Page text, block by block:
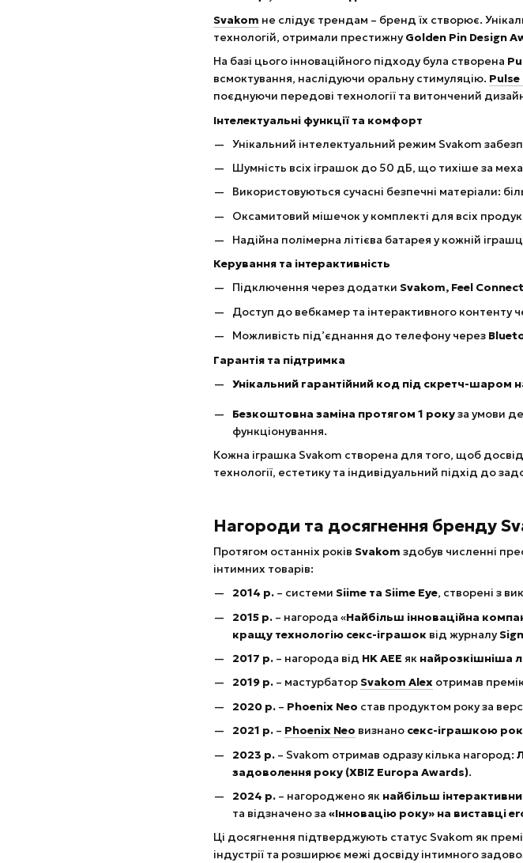
Svakom не слідує трендам – бренд їх створює.
технологій, отримали престижнуGolden Pin Design
На базі цього інноваційного підходу була створена
всмоктування, наслідуючи оральну стимуляцію.
поєднуючи передові технології та витончений
Інтелектуальні функції та комфорт
Унікальний інтелектуальний режим Svakom
Шумність всіх іграшок до 50 дБ, що тихіше за
Використовуються сучасні безпечні матеріали:
Оксамитовий мішечок у комплекті для всіх
Надійна полімерна літієва батарея у кожній
Керування та інтерактивність
Підключення через додатки Svakom, Feel
Доступ до вебкамер та інтерактивного контенту
Можливість під’єднання до телефону через
Гарантія та підтримка
Унікальний гарантійний код під скретч-шаром
Безкоштовна заміна протягом 1 рокуза умови
функціонування.
Кожна іграшка Svakom створена для того, щоб
технології, естетику та індивідуальний підхід до
Нагороди та досягнення бренду
Протягом останніх років Svakom здобув численні
інтимних товарів:
2014 р. – системи Siime та Siime Eye, створені з
2015 р. – нагорода «Найбільш інноваційна
кращу технологію секс-іграшок від журналу
2017 р. – нагорода від HK AEE як найрозкішніша
2019 р. – мастурбаторSvakom Alex отримав
2020 р. – Phoenix Neo став продуктом року за
2021 р. – Phoenix Neo визнано секс-іграшкою
2023 р. – Svakom отримав одразу кілька нагород:
задоволення року (XBIZ Europa Awards).
2024 р. – нагороджено як найбільш
та відзначено за «Інновацію року» на виставці
Ці досягнення підтверджують статус Svakom як
індустрії та розширює межі досвіду інтимного